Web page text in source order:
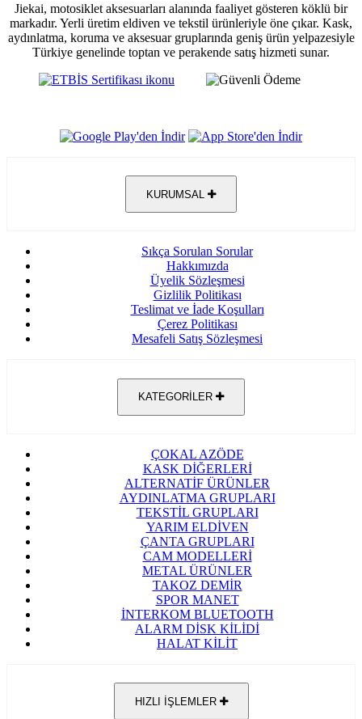
Jiekai, motosiklet aksesuarları alanında faaliyet gösteren köklü bir
markadır. Yerli üretim eldiven ve tekstil ürünleriyle öne çıkar. Kask,
aydınlatma, koruma ve aksesuar gruplarında geniş ürün yelpazesiyle
Türkiye genelinde toptan ve perakende satış hizmeti sunar.
KURUMSAL
Sıkça Sorulan Sorular
Hakkımızda
Üyelik Sözleşmesi
Gizlilik Politikası
Teslimat ve İade Koşulları
Çerez Politikası
Mesafeli Satış Sözleşmesi
KATEGORİLER
ÇOKAL AZÖDE
KASK DİĞERLERİ
ALTERNATİF ÜRÜNLER
AYDINLATMA GRUPLARI
TEKSTİL GRUPLARI
YARIM ELDİVEN
ÇANTA GRUPLARI
CAM MODELLERİ
METAL ÜRÜNLER
TAKOZ DEMİR
SPOR MANET
İNTERKOM BLUETOOTH
ALARM DİSK KİLİDİ
HALAT KİLİT
HIZLI İŞLEMLER